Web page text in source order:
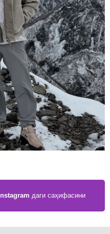
Instagram даги саҳифасини